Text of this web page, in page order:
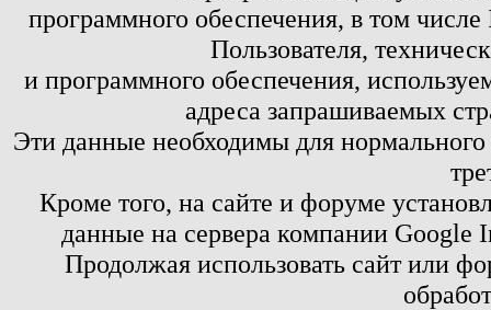
программного обеспечения, в том
Пользователя,
и программного обеспечения,
адреса запрашиваемых
Эти данные необходимы для
Кроме того, на сайте и форуме
данные на сервера компании
Продолжая использовать сайт или